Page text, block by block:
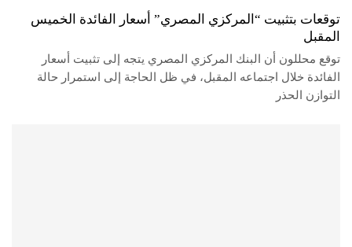
توقعات بتثبيت “المركزي المصري” أسعار الفائدة الخميس
المقبل
توقع محللون أن البنك المركزي المصري يتجه إلى تثبيت أسعار
الفائدة خلال اجتماعه المقبل، في ظل الحاجة إلى استمرار حالة
التوازن الحذر